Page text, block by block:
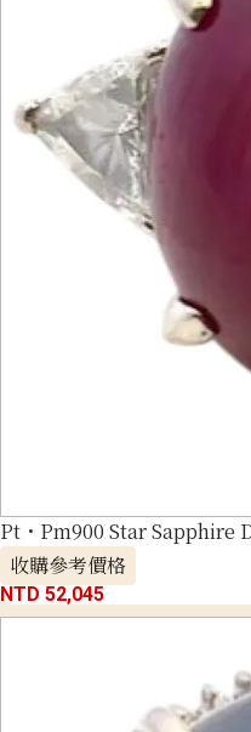
Pt・Pm900 Star Sapphire
收購參考價格
NTD 52,045